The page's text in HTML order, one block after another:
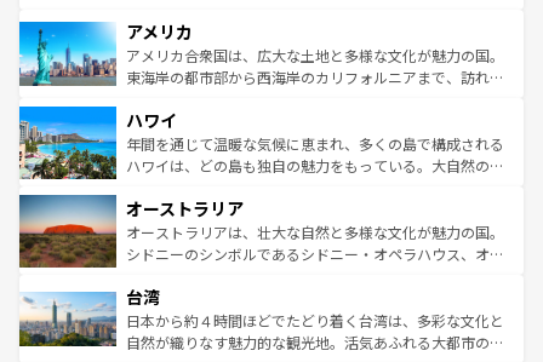
ンツ一覧を参照してほしい。
の建物がそのまま残る町や、スイスならではのユニークな
博物館もあり、アルプス観光だけでなく町歩きも満喫する
ことができる。国民の所得が高いため物価も高いが、旅行
ば市内交通費無料で観光を楽しむこともできる。 なお、新
着のスイス情報はコンテンツ一覧 を参照してほしい。
アメリカ
アメリカ合衆国は、広大な土地と多様な文化が魅力の国。
東海岸の都市部から西海岸のカリフォルニアまで、訪れる
のような巨大都市は、観光、ショッピング、エンターテイ
ンメントが詰まった刺激的なスポットだ。一方、アメリカ
西部には大自然が広がり、グランドキャニオンやイエロー
部のニューオーリンズでは、音楽と美食が融合した独特の
文化が魅力。旅行者はアメリカの各地域で異なる魅力を楽
しみながら、その多様性と豊かな歴史を感じることができ
ならではの贅沢な旅のスタイルだ。 なお、新着のアメリカ
情報はコンテンツ一覧を参照してほしい。
ハワイ
年間を通じて温暖な気候に恵まれ、多くの島で構成される
ハワイは、どの島も独自の魅力をもっている。大自然の神
ワイ島は見逃せない。また、定番の観光地といえばオアフ
島だが、静かな自然を求めるならマウイ島やカウアイ島が
おすすめ。エメラルドグリーンに輝く海をはじめ、豊かな
れるおもてなしの心で訪れる人々を迎えてくれるハワイの
人々、おいしいローカルフードやハワイアンミュージッ
ク、伝統的なフラダンスなど、すべてがハワイの魅力を彩
オーストラリア
オーストラリアは、壮大な自然と多様な文化が魅力の国。
シドニーのシンボルであるシドニー・オペラハウス、オー
リアリーフや大陸中央部にそびえるウルル（エアーズロッ
ク）、タスマニアの美しい原生林やケアンズの熱帯雨林な
ど、見どころがたくさん。また、カフェやワイン、オージ
台湾
日本から約４時間ほどでたどり着く台湾は、多彩な文化と
自然が織りなす魅力的な観光地。活気あふれる大都市の台